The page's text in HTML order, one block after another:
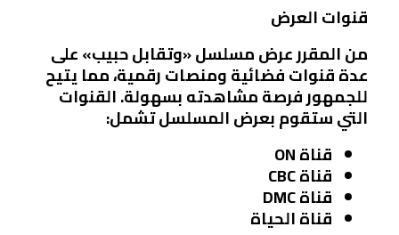
قنوات العرض
من المقرر عرض مسلسل «وتقابل حبيب» على
عدة قنوات فضائية ومنصات رقمية، مما يتيح
للجمهور فرصة مشاهدته بسهولة. القنوات
التي ستقوم بعرض المسلسل تشمل:
قناة ON
قناة CBC
قناة DMC
قناة الحياة